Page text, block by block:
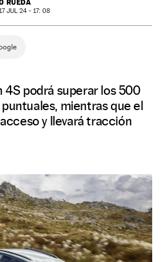
RUEDA
JUL 24 - 17: 08
4S podrá superar los 500
mientras que el
y llevará tracción